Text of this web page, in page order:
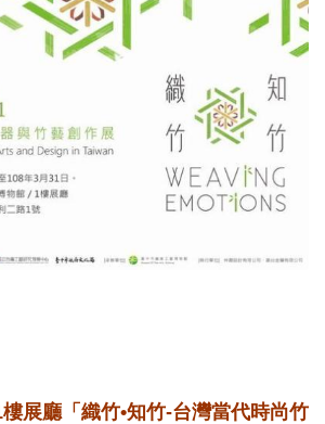
展廳「織竹•知竹-台灣當代時尚竹